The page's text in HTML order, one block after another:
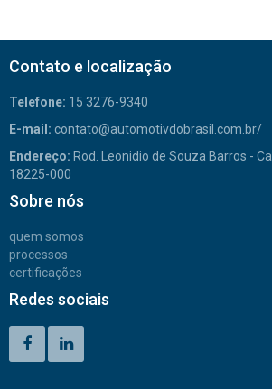
Contato e localização
Telefone: 15 3276-9340
E-mail: contato@automotivdobrasil.com.br/
Endereço: Rod. Leonidio de Souza Barros -
18225-000
Sobre nós
quem somos
processos
certificações
Redes sociais